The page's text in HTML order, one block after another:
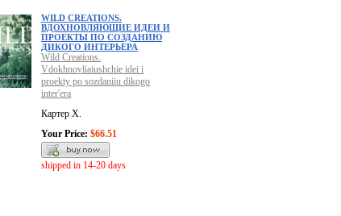
WILD CREATIONS.
ВДОХНОВЛЯЮЩИЕ ИДЕИ И
ПРОЕКТЫ ПО СОЗДАНИЮ
ДИКОГО ИНТЕРЬЕРА
Wild Creations.
Vdokhnovliaiushchie idei i
proekty po sozdaniiu dikogo
inter'era
Картер Х.
Your Price: $66.51
shipped in 14-20 days